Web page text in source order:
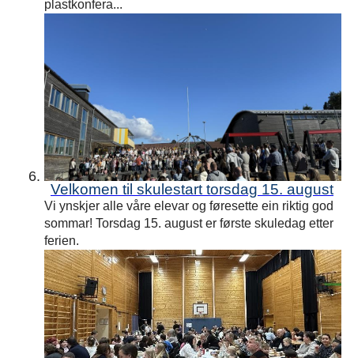
plastkonfera...
Velkomen til skulestart torsdag 15. august
Vi ynskjer alle våre elevar og føresette ein riktig god
sommar! Torsdag 15. august er første skuledag etter
ferien.